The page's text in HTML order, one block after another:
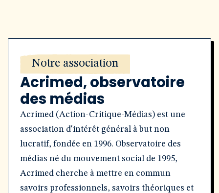
Notre association
Acrimed, observatoire
des médias
Acrimed (Action-Critique-Médias) est une
association d'intérêt général à but non
lucratif, fondée en 1996. Observatoire des
médias né du mouvement social de 1995,
Acrimed cherche à mettre en commun
savoirs professionnels, savoirs théoriques et